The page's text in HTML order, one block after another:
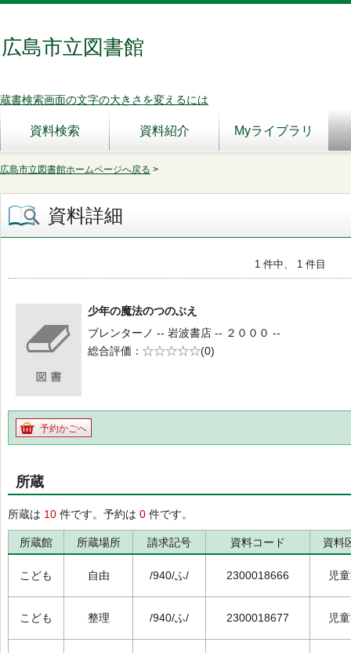
広島市立図書館
蔵書検索画面の文字の大きさを変えるには
資料検索 資料紹介 Myライブラリ
広島市立図書館ホームページへ戻る >
資料詳細
1 件中、 1 件目
少年の魔法のつのぶえ
ブレンターノ -- 岩波書店 -- ２０００ --
総合評価
5段階評価
(0)
予約かごへ
所蔵
所蔵は 10 件です。予約は 0 件です。
所蔵館 所蔵場所 請求記号 資料コード 資料
こども 自由 /940/ふ/ 2300018666 児
こども 整理 /940/ふ/ 2300018677 児